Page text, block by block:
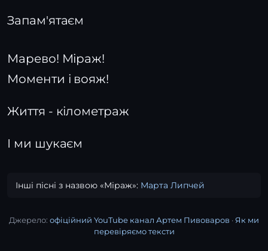
Запам'ятаєм
Марево! Міраж!
Моменти і вояж!
Життя - кілометраж
І ми шукаєм
Інші пісні з назвою «Міраж»: Марта Липчей
Джерело: офіційний YouTube канал Артем Пивоваров · Як ми
перевіряємо тексти